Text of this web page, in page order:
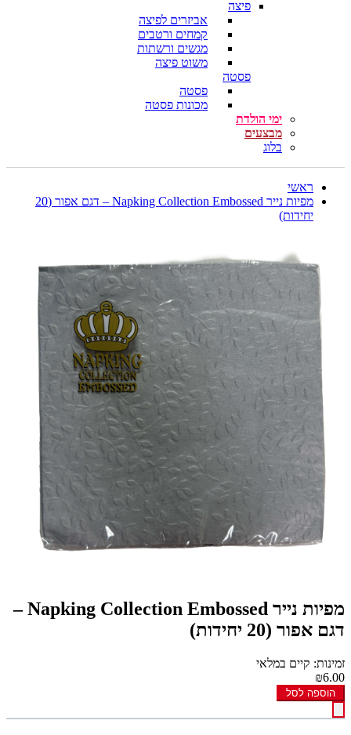
פיצה
אביזרים לפיצה
קמחים ורטבים
מגשים ורשתות
משוט פיצה
פסטה
פסטה
מכונות פסטה
ימי הולדת
מבצעים
בלוג
ראשי
מפיות נייר Napking Collection Embossed – דגם אפור (20
יחידות)
מפיות נייר Napking Collection Embossed –
דגם אפור (20 יחידות)
זמינות: קיים במלאי
₪6.00
הוספה לסל